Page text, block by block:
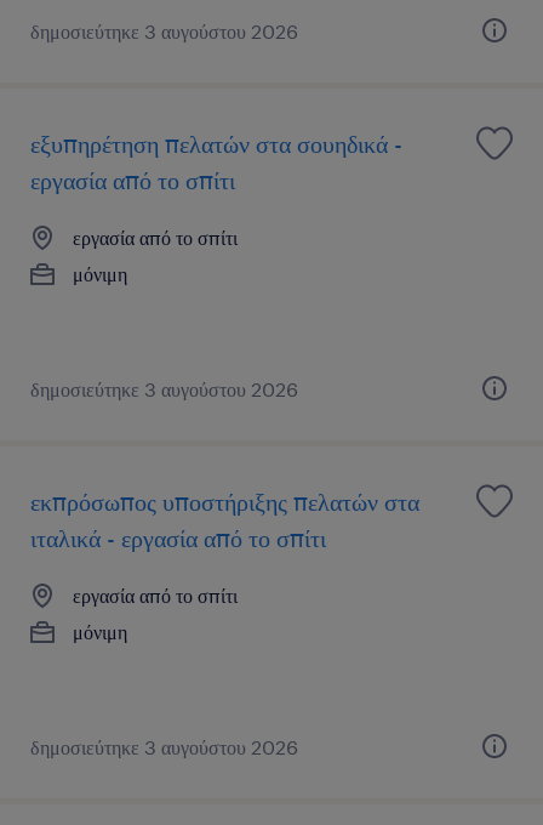
δημοσιεύτηκε 3 αυγούστου 2026
εξυπηρέτηση πελατών στα σουηδικά -
εργασία από το σπίτι
εργασία από το σπίτι
μόνιμη
δημοσιεύτηκε 3 αυγούστου 2026
εκπρόσωπος υποστήριξης πελατών στα
ιταλικά - εργασία από το σπίτι
εργασία από το σπίτι
μόνιμη
δημοσιεύτηκε 3 αυγούστου 2026